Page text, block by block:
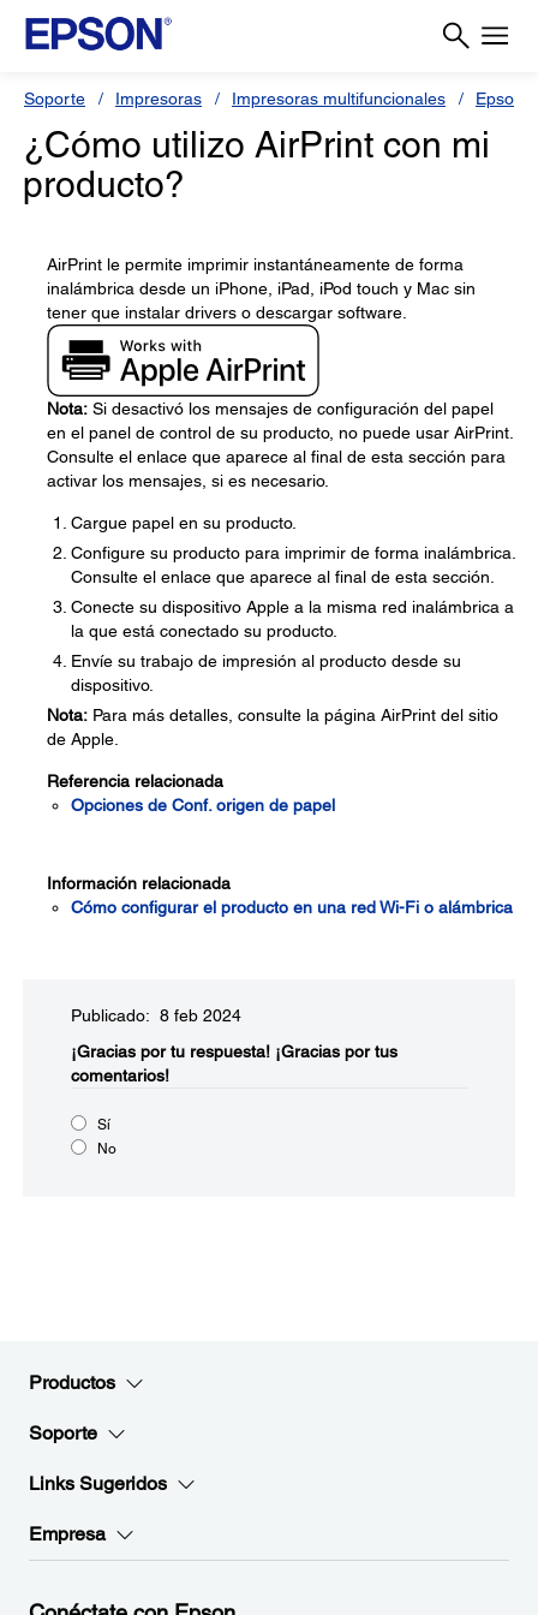
Soporte Impresoras Impresoras multifuncionales Epson
¿Cómo utilizo AirPrint con mi
producto?
AirPrint le permite imprimir instantáneamente de forma
inalámbrica desde un iPhone, iPad, iPod touch y Mac sin
tener que instalar drivers o descargar software.
Nota: Si desactivó los mensajes de configuración del papel
en el panel de control de su producto, no puede usar AirPrint.
Consulte el enlace que aparece al final de esta sección para
activar los mensajes, si es necesario.
Cargue papel en su producto.
Configure su producto para imprimir de forma inalámbrica.
Consulte el enlace que aparece al final de esta sección.
Conecte su dispositivo Apple a la misma red inalámbrica a
la que está conectado su producto.
Envíe su trabajo de impresión al producto desde su
dispositivo.
Nota: Para más detalles, consulte la página AirPrint del sitio
de Apple.
Referencia relacionada
Opciones de Conf. origen de papel
Información relacionada
Cómo configurar el producto en una red Wi-Fi o alámbrica
Publicado: 8 feb 2024
¡Gracias por tu respuesta! ¡Gracias por tus
comentarios!
Sí
No
Productos
Soporte
Links Sugeridos
Empresa